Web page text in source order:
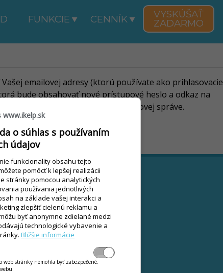
FUNKCIE CENNÍK VYSKÚŠAŤ
ZADARMO
emailovej adresy (ktorú používate ako prihlasovacie
bude obsahovať nové prístupové heslo a odkaz na
po kliknutí na tento odkaz v emailovej správe.
www.ikelp.sk
o súhlas s používaním
údajov
funkcionality obsahu tejto
pomôcť k lepšej realizácii
stránky pomocou analytických
používania jednotlivých
na základe vašej interakci a
zlepšiť cielenú reklamu a
byť anonymne zdielané medzi
technologické vybavenie a
Bližšie informácie
stránky nemohla byť zabezpečené.